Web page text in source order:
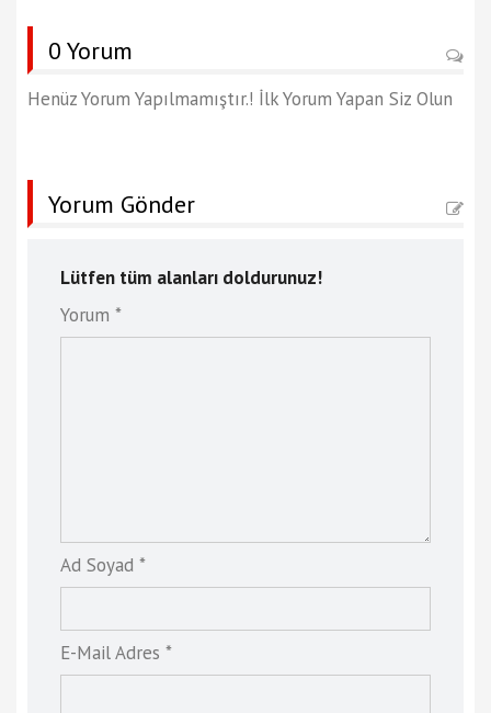
0 Yorum
Henüz Yorum Yapılmamıştır.! İlk Yorum Yapan Siz Olun
Yorum Gönder
Lütfen tüm alanları doldurunuz!
Yorum *
Ad Soyad *
E-Mail Adres *